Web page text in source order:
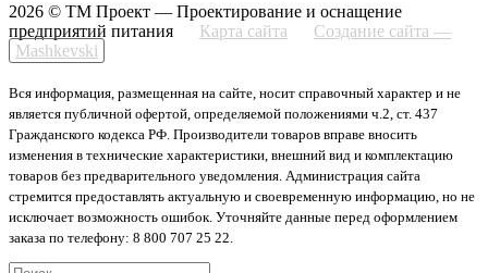
2026 © ТМ Проект — Проектирование и оснащение
предприятий питания
Карта сайта
Создание сайта —
Mashkevski
Вся информация, размещенная на сайте, носит справочный характер и не
является публичной офертой, определяемой положениями ч.2, ст. 437
Гражданского кодекса РФ. Производители товаров вправе вносить
изменения в технические характеристики, внешний вид и комплектацию
товаров без предварительного уведомления. Администрация сайта
стремится предоставлять актуальную и своевременную информацию, но не
исключает возможность ошибок. Уточняйте данные перед оформлением
заказа по телефону: 8 800 707 25 22.